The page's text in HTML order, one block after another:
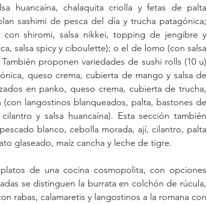
huancaína, chalaquita criolla y fetas de palta
sashimi de pesca del día y trucha patagónica;
shiromi, salsa nikkei, topping de jengibre y
salsa spicy y ciboulette); o el de lomo (con salsa
proponen variedades de sushi rolls (10 u)
queso crema, cubierta de mango y salsa de
en panko, queso crema, cubierta de trucha,
(con langostinos blanqueados, palta, bastones de
y salsa huancaína). Esta sección también
blanco, cebolla morada, ají, cilantro, palta
glaseado, maíz cancha y leche de tigre.
de una cocina cosmopolita, con opciones
se distinguen la burrata en colchón de rúcula,
rabas, calamaretis y langostinos a la romana con